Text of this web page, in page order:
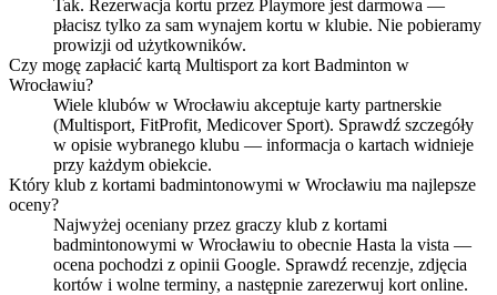
Tak. Rezerwacja kortu przez Playmore jest darmowa —
płacisz tylko za sam wynajem kortu w klubie. Nie pobieramy
prowizji od użytkowników.
Czy mogę zapłacić kartą Multisport za kort Badminton w
Wrocławiu?
Wiele klubów w Wrocławiu akceptuje karty partnerskie
(Multisport, FitProfit, Medicover Sport). Sprawdź szczegóły
w opisie wybranego klubu — informacja o kartach widnieje
przy każdym obiekcie.
Który klub z kortami badmintonowymi w Wrocławiu ma najlepsze
oceny?
Najwyżej oceniany przez graczy klub z kortami
badmintonowymi w Wrocławiu to obecnie Hasta la vista —
ocena pochodzi z opinii Google. Sprawdź recenzje, zdjęcia
kortów i wolne terminy, a następnie zarezerwuj kort online.